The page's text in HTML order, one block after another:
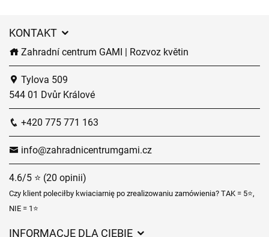
KONTAKT
Zahradní centrum GAMI | Rozvoz květin
Tylova 509
544 01 Dvůr Králové
+420 775 771 163
info@zahradnicentrumgami.cz
4.6/5 ⭐ (20 opinii)
Czy klient poleciłby kwiaciarnię po zrealizowaniu zamówienia? TAK = 5⭐,
NIE = 1⭐
INFORMACJE DLA CIEBIE